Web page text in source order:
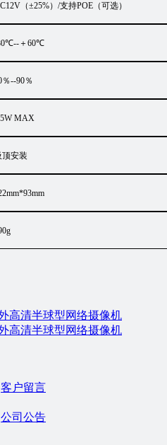
（±25%）/支持POE（可选）
＋60℃
％--90％
MAX
顶安装
高清半球型网络摄像机
高清半球型网络摄像机
客户留言
公司公告